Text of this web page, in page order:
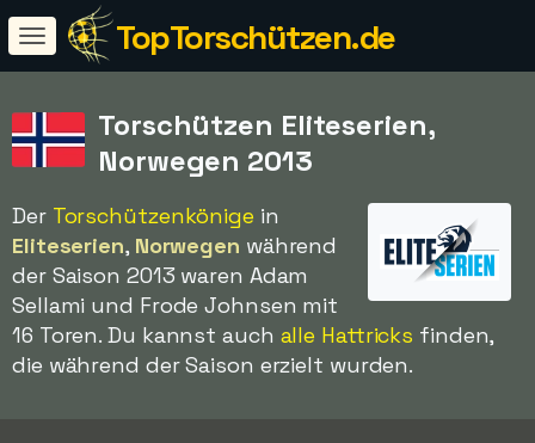
TopTorschützen.de
Torschützen Eliteserien,
Norwegen 2013
Der Torschützenkönige in
Eliteserien, Norwegen während
der Saison 2013 waren Adam
Sellami und Frode Johnsen mit
16 Toren. Du kannst auch alle Hattricks finden,
die während der Saison erzielt wurden.